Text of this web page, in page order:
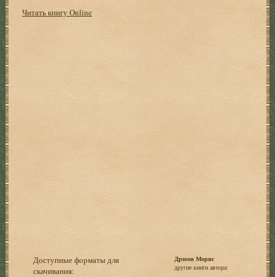
Читать книгу Online
Доступные форматы для
скачивания:
Дрюон Морис
другие книги автора: